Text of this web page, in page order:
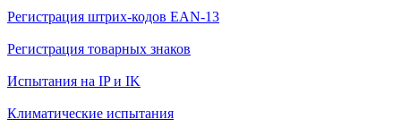
Регистрация штрих-кодов EAN-13
Регистрация товарных знаков
Испытания на IP и IK
Климатические испытания